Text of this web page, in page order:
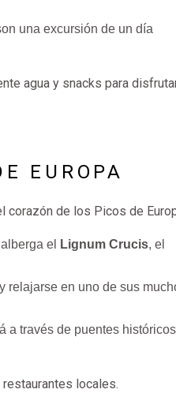
una excursión de un día
agua y snacks para
EUROPA
corazón de los Picos de
el Lignum Crucis, el
relajarse en uno de sus
a través de puentes
locales.